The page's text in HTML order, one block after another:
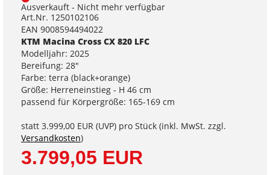
Ausverkauft - Nicht mehr verfügbar
Art.Nr. 1250102106
EAN 9008594494022
KTM Macina Cross CX 820 LFC
Modelljahr: 2025
Bereifung: 28"
Farbe: terra (black+orange)
Größe: Herreneinstieg - H 46 cm
passend für Körpergröße: 165-169 cm
statt 3.999,00 EUR (UVP) pro Stück (inkl. MwSt. zzgl.
Versandkosten)
3.799,05 EUR